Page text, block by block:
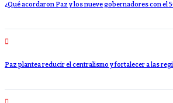
¿Qué acordaron Paz y los nueve gobernadores con el
Paz plantea reducir el centralismo y fortalecer a las